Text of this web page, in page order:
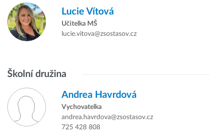
Lucie Vítová
Učitelka MŠ
lucie.vitova@zsostasov.cz
Školní družina
Andrea Havrdová
Vychovatelka
andrea.havrdova@zsostasov.cz
725 428 808